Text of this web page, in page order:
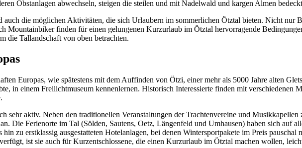
Obstanlagen abwechseln, steigen die steilen und mit Nadelwald und kargen Almen
auch die möglichen Aktivitäten, die sich Urlaubern im sommerlichen Ötztal bieten. Nicht nur
Mountainbiker finden für einen gelungenen Kurzurlaub im Ötztal hervorragende
die Tallandschaft von oben betrachten.
Europas, wie spätestens mit dem Auffinden von Ötzi, einer mehr als 5000 Jahre alten
in einem Freilichtmuseum kennenlernen. Historisch Interessierte finden mit verschiedenen
sehr aktiv. Neben den traditionellen Veranstaltungen der Trachtenvereine und
Die Ferienorte im Tal (Sölden, Sautens, Oetz, Längenfeld und Umhausen) haben sich auf
zu erstklassig ausgestatteten Hotelanlagen, bei denen Wintersportpakete im Preis
ist sie auch für Kurzentschlossene, die einen Kurzurlaub im Ötztal machen wollen,